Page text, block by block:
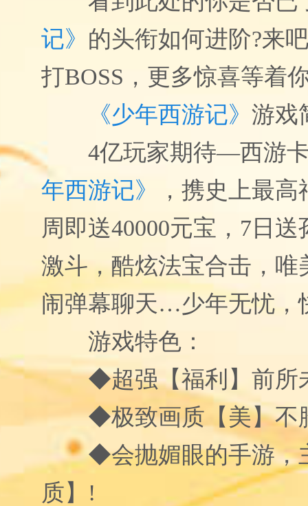
记》 的头衔如何进阶?来
打BOSS，更多惊喜等着
《少年西游记》 游戏
4亿玩家期待—西游
年西游记》
，携史上最
周即送40000元宝，7日
激斗，酷炫法宝合击，唯
闹弹幕聊天…少年无忧，
游戏特色：
◆超强【福利】前所
◆极致画质【美】不
◆会抛媚眼的手游，
质】!